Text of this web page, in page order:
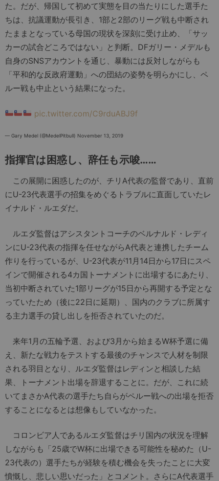
た。だが、帰国して初めて実態を目の当たりにした選手た
ちは、抗議運動が長引き、1部と2部のリーグ戦も中断され
たままとなっている母国の現状を深刻に受け止め、「サッ
カーの試合どころではない」と判断。DFガリー・メデルも
自身のSNSアカウントを通じ、暴動には反対しながらも
「平和的な反政府運動」への団結の姿勢を明らかにし、ペ
ルー戦も中止という結果になった。
pic.twitter.com/C9rduABJ9f
— Gary Medel (@MedelPitbull) November 13, 2019
指揮官は困惑し、辞任も示唆……
この展開に困惑したのが、チリA代表の監督であり、直前
にU-23代表選手の招集をめぐるトラブルに直面していたレ
イナルド・ルエダだ。
ルエダ監督はアシスタントコーチのベルナルド・レディ
ンにU-23代表の指揮を任せながらA代表と連携したチーム
作りを行っているが、U-23代表が11月14日から17日にスペ
インで開催される4カ国トーナメントに出場するにあたり、
当初中断されていた1部リーグが15日から再開する予定とな
っていたため（後に22日に延期）、国内のクラブに所属す
る主力選手の貸し出しを拒否されていたのだ。
来年1月の五輪予選、および3月から始まるW杯予選に備
え、新たな戦力をテストする最後のチャンスで人材を制限
される羽目となり、ルエダ監督はレディンと相談した結
果、トーナメント出場を辞退することに。だが、これに続
いてまさかA代表の選手たち自らがペルー戦への出場を拒否
することになるとは想像もしていなかった。
コロンビア人であるルエダ監督はチリ国内の状況を理解
しながらも「25歳でW杯に出場できる可能性を秘めた（U-
23代表の）選手たちが経験を積む機会を失ったことに大変
憤慨し、悲しい思いだった」とコメント。さらにA代表選手